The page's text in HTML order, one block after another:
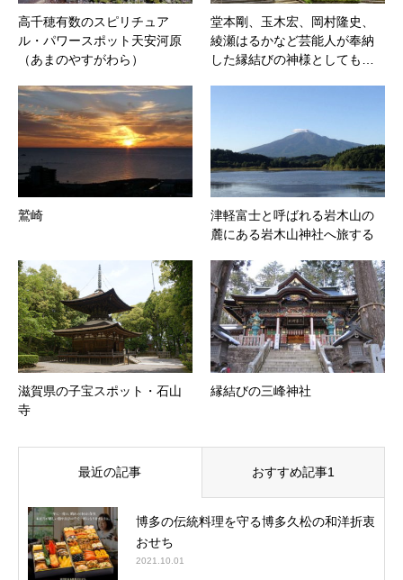
高千穂有数のスピリチュア
ル・パワースポット天安河原
（あまのやすがわら）
堂本剛、玉木宏、岡村隆史、
綾瀬はるかなど芸能人が奉納
した縁結びの神様としても…
鷲崎
津軽富士と呼ばれる岩木山の
麓にある岩木山神社へ旅する
滋賀県の子宝スポット・石山
寺
縁結びの三峰神社
最近の記事 おすすめ記事1
博多の伝統料理を守る博多久松の和洋折衷
おせち
2021.10.01